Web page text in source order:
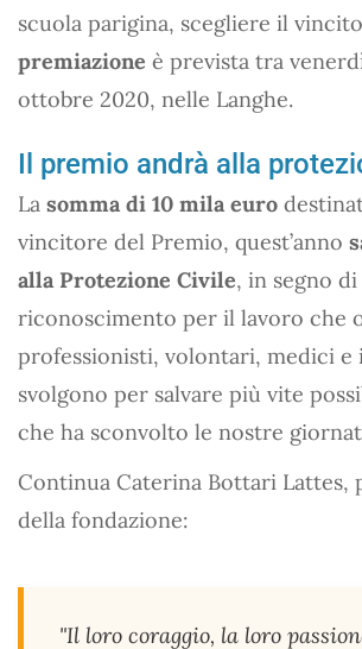
scuola parigina, scegliere il
premiazione è prevista tra
ottobre 2020, nelle Langhe.
Il premio andrà alla
La somma di 10 mila euro
vincitore del Premio, quest’anno
alla Protezione Civile, in segno di
riconoscimento per il lavoro che
professionisti, volontari, medici
svolgono per salvare più vite
che ha sconvolto le nostre
Continua Caterina Bottari Lattes,
della fondazione:
"Il loro coraggio, la loro